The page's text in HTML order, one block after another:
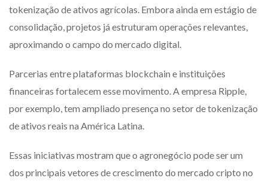
tokenização de ativos agrícolas. Embora ainda em estágio de
consolidação, projetos já estruturam operações relevantes,
aproximando o campo do mercado digital.
Parcerias entre plataformas blockchain e instituições
financeiras fortalecem esse movimento. A empresa Ripple,
por exemplo, tem ampliado presença no setor de tokenização
de ativos reais na América Latina.
Essas iniciativas mostram que o agronegócio pode ser um
dos principais vetores de crescimento do mercado cripto no